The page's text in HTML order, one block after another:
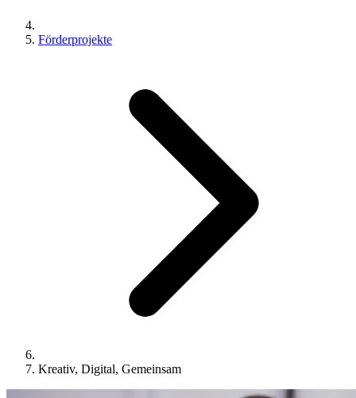
Förderprojekte
Kreativ, Digital, Gemeinsam